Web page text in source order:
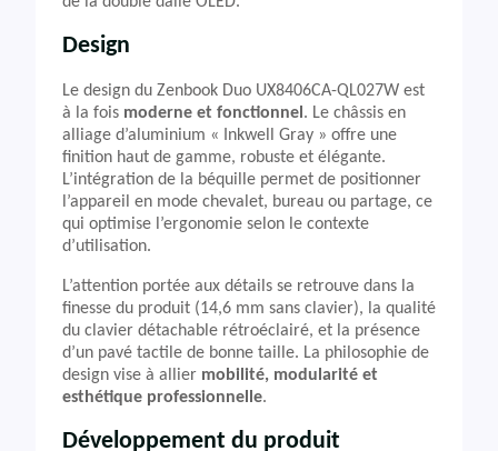
Design
Le design du Zenbook Duo UX8406CA-QL027W est
à la fois moderne et fonctionnel . Le châssis en
alliage d’aluminium « Inkwell Gray » offre une
finition haut de gamme, robuste et élégante.
L’intégration de la béquille permet de positionner
l’appareil en mode chevalet, bureau ou partage, ce
qui optimise l’ergonomie selon le contexte
d’utilisation.
L’attention portée aux détails se retrouve dans la
finesse du produit (14,6 mm sans clavier), la qualité
du clavier détachable rétroéclairé, et la présence
d’un pavé tactile de bonne taille. La philosophie de
design vise à allier mobilité, modularité et
esthétique professionnelle.
Développement du produit